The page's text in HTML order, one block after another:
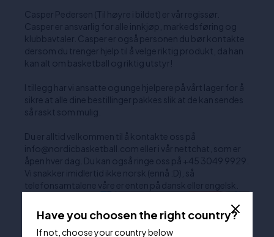
Casper Pedersen (Til høyre i bildet) er vår regissør.
Casper er ansvarlig for alle innkjøp, markedsføring og
klubbavtaler. Casper er også personen du bør kontakte
dersom du trenger hjelp til å velge riktig produkt, da han
kan alt om basketball og riktig utstyr!
I tillegg har vi ansatte og unge hjelpere på vårt lager for å
sikre at alle dine bestillinger pakkes slik at de kan sendes
så raskt som mulig.
Du er alltid velkommen til å kontakte oss på
info@nordicbasketball.com eller i vår nettchat, som er
åpen hver dag. Du kan også ringe oss på +45 3049 9929.
Vi snakker imidlertid ikke norsk (ennå :D), så
telefonsamtalene våre er enten på dansk eller engelsk.
Have you choosen the right country?
If not, choose your country below